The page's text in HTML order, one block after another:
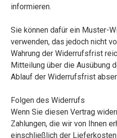
informieren.
Sie können dafür ein Muster-
verwenden, das jedoch nicht
Wahrung der Widerrufsfrist
Mitteilung über die Ausübung
Ablauf der Widerrufsfrist
Folgen des Widerrufs
Wenn Sie diesen Vertrag
Zahlungen, die wir von Ihnen
einschließlich der